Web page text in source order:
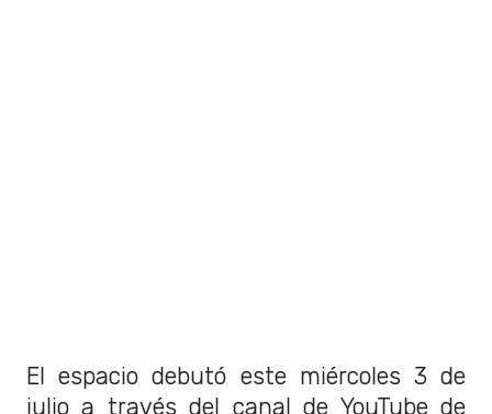
El espacio debutó este miércoles 3 de
julio a través del canal de YouTube de